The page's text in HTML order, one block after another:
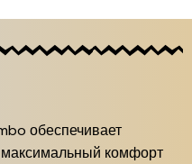
обеспечивает
комфорт